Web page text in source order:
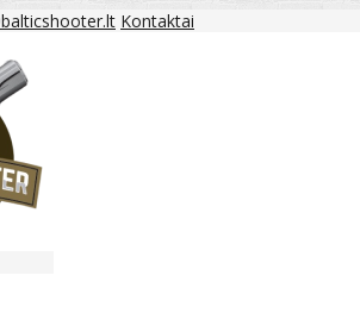
Kontaktai